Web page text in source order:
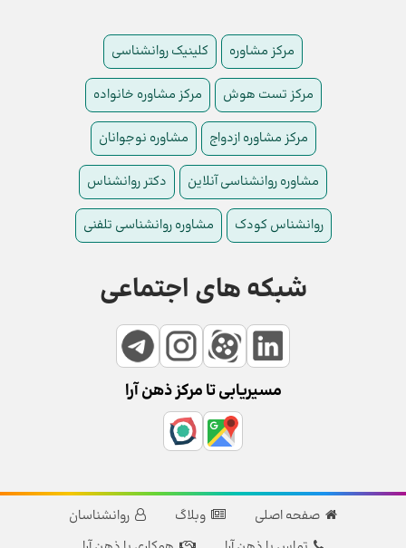
مرکز مشاوره کلینیک روانشناسی
مرکز تست هوش مرکز مشاوره خانواده
مرکز مشاوره ازدواج مشاوره نوجوانان
مشاوره روانشناسی آنلاین دکتر روانشناس
روانشناس کودک مشاوره روانشناسی تلفنی
شبکه های اجتماعی
مسیریابی تا مرکز ذهن آرا
صفحه اصلی وبلاگ
روانشناسان